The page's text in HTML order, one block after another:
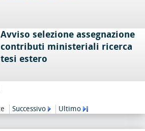
Avviso selezione assegnazione
contributi ministeriali ricerca
tesi estero
Successivo Ultimo